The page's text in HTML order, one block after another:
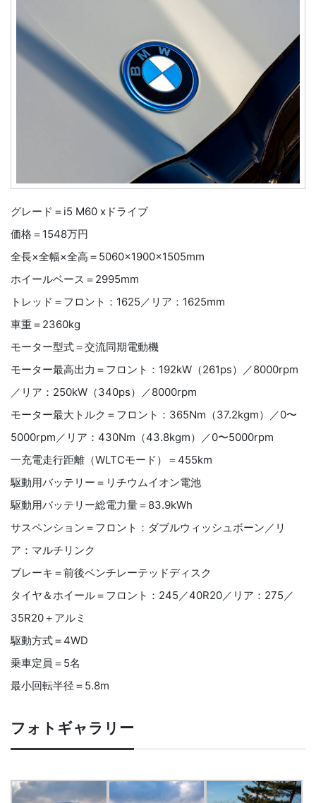
グレード＝i5 M60 xドライブ
価格＝1548万円
全長×全幅×全高＝5060×1900×1505mm
ホイールベース＝2995mm
トレッド＝フロント：1625／リア：1625mm
車重＝2360kg
モーター型式＝交流同期電動機
モーター最高出力＝フロント：192kW（261ps）／8000rpm
／リア：250kW（340ps）／8000rpm
モーター最大トルク＝フロント：365Nm（37.2kgm）／0〜
5000rpm／リア：430Nm（43.8kgm）／0〜5000rpm
一充電走行距離（WLTCモード）＝455km
駆動用バッテリー＝リチウムイオン電池
駆動用バッテリー総電力量＝83.9kWh
サスペンション＝フロント：ダブルウィッシュボーン／リ
ア：マルチリンク
ブレーキ＝前後ベンチレーテッドディスク
タイヤ＆ホイール＝フロント：245／40R20／リア：275／
35R20＋アルミ
駆動方式＝4WD
乗車定員＝5名
最小回転半径＝5.8m
フォトギャラリー